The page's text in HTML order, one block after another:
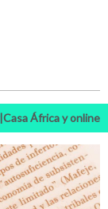
África y online